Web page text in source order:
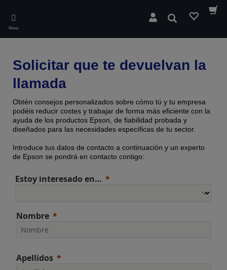
main
content
Menú
Buscar
Solicitar que te devuelvan la
llamada
Obtén consejos personalizados sobre cómo tú y tu empresa
podéis reducir costes y trabajar de forma más eficiente con la
ayuda de los productos Epson, de fiabilidad probada y
diseñados para las necesidades específicas de tu sector.
Introduce tus datos de contacto a continuación y un experto
de Epson se pondrá en contacto contigo:
Estoy interesado en…
Nombre
Apellidos